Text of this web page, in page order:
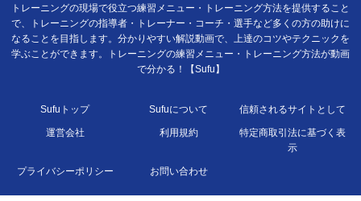
トレーニングの現場で役立つ練習メニュー・トレーニング方法を提供すること
で、トレーニングの指導者・トレーナー・コーチ・選手など多くの方の助けに
なることを目指します。分かりやすい解説動画で、上達のコツやテクニックを
学ぶことができます。トレーニングの練習メニュー・トレーニング方法が動画
で分かる！【Sufu】
Sufuトップ Sufuについて 信頼されるサイトとして
運営会社 利用規約
特定商取引法に基づく表
示
プライバシーポリシー お問い合わせ